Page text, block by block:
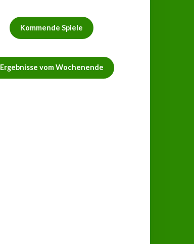
Kommende Spiele
Ergebnisse vom Wochenende